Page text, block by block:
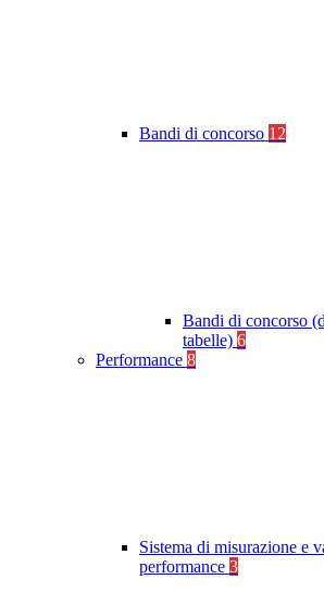
Bandi di concorso 12
Bandi di concorso
tabelle) 6
Performance 8
Sistema di misurazione e
performance 3